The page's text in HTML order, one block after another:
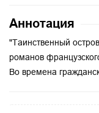
Аннотация
"Таинственный
романов
Во времена